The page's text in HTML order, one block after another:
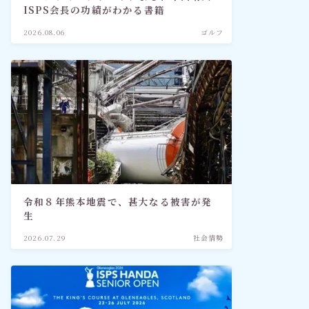
ISPS会長の功績がわかる書籍
2026.08.06 ゴルフ
令和８年熊本地震で、甚大なる被害が発
生
2026.07.29 社会情勢